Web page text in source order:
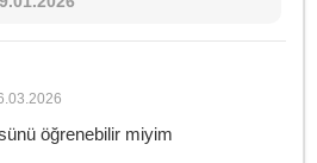
öğrenebilir miyim